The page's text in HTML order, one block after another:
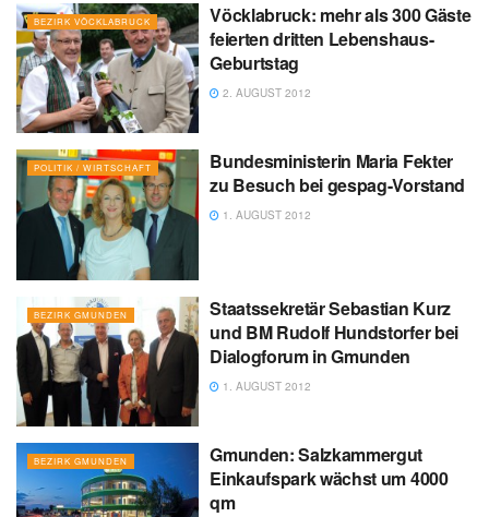
BEZIRK VÖCKLABRUCK
Vöcklabruck: mehr als 300 Gäste
feierten dritten Lebenshaus-
Geburtstag
2. AUGUST 2012
POLITIK / WIRTSCHAFT
Bundesministerin Maria Fekter
zu Besuch bei gespag-Vorstand
1. AUGUST 2012
BEZIRK GMUNDEN
Staatssekretär Sebastian Kurz
und BM Rudolf Hundstorfer bei
Dialogforum in Gmunden
1. AUGUST 2012
BEZIRK GMUNDEN
Gmunden: Salzkammergut
Einkaufspark wächst um 4000
qm